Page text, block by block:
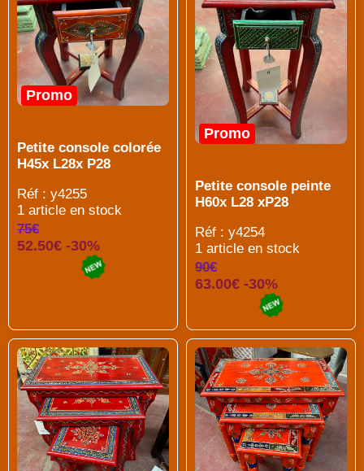
Promo
Petite console colorée
H45x L28x P28
Réf : y4255
1 article en stock
75€
52.50€ -30%
Promo
Petite console peinte
H60x L28 xP28
Réf : y4254
1 article en stock
90€
63.00€ -30%